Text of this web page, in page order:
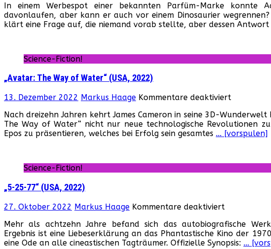
(USA,
2023)
In einem Werbespot einer bekannten Parfüm-Marke konnte
davonlaufen, aber kann er auch vor einem Dinosaurier wegrennen?
klärt eine Frage auf, die niemand vorab stellte, aber dessen Antwort
Science-Fiction!
„Avatar: The Way of Water“ (USA, 2022)
13. Dezember 2022 Markus Haage Kommentare deaktiviertfür
The
Way
of
2022)
Nach dreizehn Jahren kehrt James Cameron in seine 3D-
The Way of Water“ nicht nur neue technologische Revolutionen
Epos zu präsentieren, welches bei Erfolg sein gesamtes … [vorspulen]
Science-Fiction!
„5-25-77“ (USA, 2022)
27. Oktober 2022 Markus Haage Kommentare deaktiviert
25-
77“
(USA,
Mehr als achtzehn Jahre befand sich das autobiografische
Ergebnis ist eine Liebeserklärung an das Phantastische Kino der
eine Ode an alle cineastischen Tagträumer. Offizielle Synopsis: …